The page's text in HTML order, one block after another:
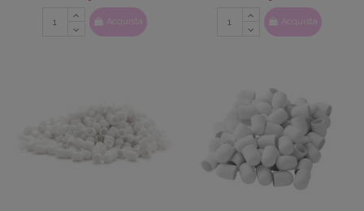
Acquista Acquista